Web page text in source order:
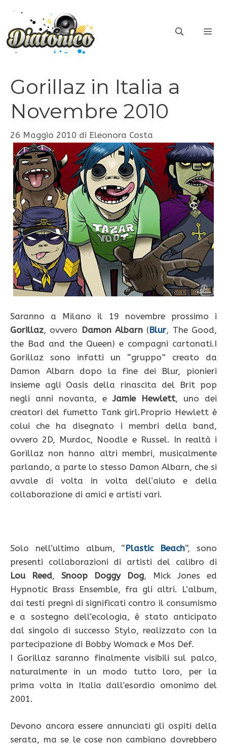
contenuto
Gorillaz in Italia a
Novembre 2010
26 Maggio 2010 di Eleonora Costa
Saranno a Milano il 19 novembre prossimo i
Gorillaz, ovvero Damon Albarn (Blur, The Good,
the Bad and the Queen) e compagni cartonati.I
Gorillaz sono infatti un “gruppo” creato da
Damon Albarn dopo la fine dei Blur, pionieri
insieme agli Oasis della rinascita del Brit pop
negli anni novanta, eJamie Hewlett, uno dei
creatori del fumetto Tank girl.Proprio Hewlett è
colui che ha disegnato i membri della band,
ovvero 2D, Murdoc, Noodle e Russel. In realtà i
Gorillaz non hanno altri membri, musicalmente
parlando, a parte lo stesso Damon Albarn, che si
avvale di volta in volta dell’aiuto e della
collaborazione di amici e artisti vari.
Solo nell’ultimo album, “Plastic Beach“, sono
presenti collaborazioni di artisti del calibro di
Lou Reed, Snoop Doggy Dog, Mick Jones ed
Hypnotic Brass Ensemble, fra gli altri. L’album,
dai testi pregni di significati contro il consumismo
e a sostegno dell’ecologia, è stato anticipato
dal singolo di successo Stylo, realizzato con la
partecipazione di Bobby Womack e Mos Def.
I Gorillaz saranno finalmente visibili sul palco,
naturalmente in un modo tutto loro, per la
prima volta in Italia dall’esordio omonimo del
2001.
Devono ancora essere annunciati gli ospiti della
serata, ma se le cose non cambiano dovrebbero